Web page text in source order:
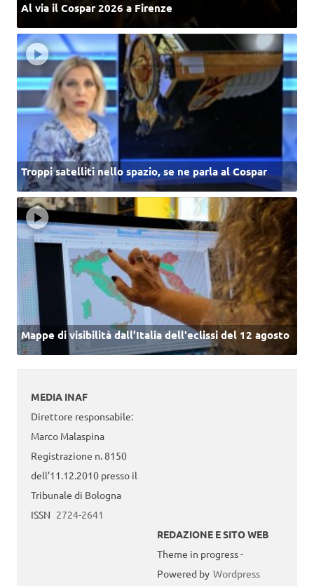
Al via il Cospar 2026 a Firenze
Troppi satelliti nello spazio, se ne parla al Cospar
Mappe di visibilità dall’Italia dell'eclissi del 12 agosto
MEDIA INAF
Direttore responsabile:
Marco Malaspina
Registrazione n. 8150
dell’11.12.2010 presso il
Tribunale di Bologna
ISSN 2724-2641
REDAZIONE E SITO WEB
Theme in progress -
Powered by Wordpress